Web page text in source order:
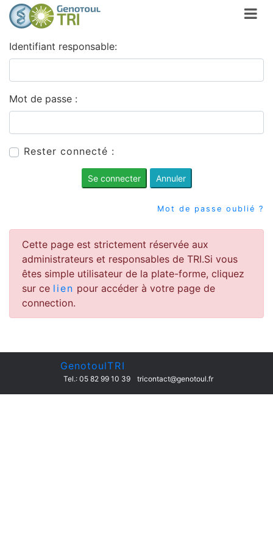
/** * Generic login form */
Identifiant responsable:
Mot de passe :
Rester connecté :
Se connecter Annuler
Mot de passe oublié ?
Cette page est strictement réservée aux
administrateurs et responsables de TRI.Si vous
êtes simple utilisateur de la plate-forme, cliquez
sur ce lien pour accéder à votre page de
connection.
GenotoulTRI
Tel.: 05 82 99 10 39 tricontact@genotoul.fr